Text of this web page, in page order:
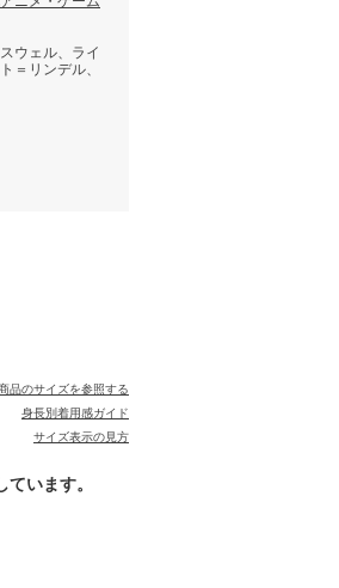
ウェル、ライ
＝リンデル、
品のサイズを参照する
身長別着用感ガイド
サイズ表示の見方
います。